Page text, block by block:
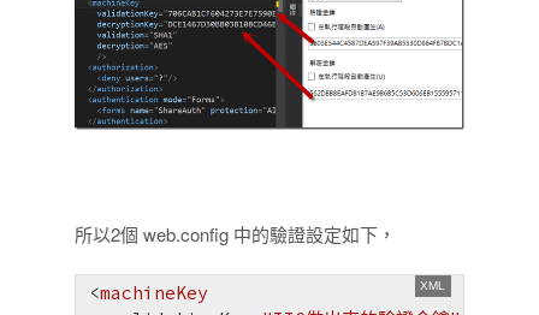
所以2個 web.config 中的驗證設定如下，
<machineKey